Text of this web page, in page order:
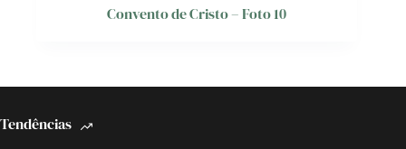
Convento de Cristo – Foto 10
Tendências